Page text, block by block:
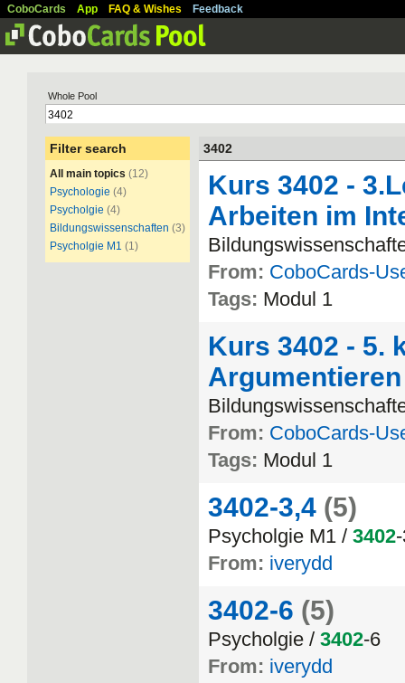
CoboCards App FAQ & Wishes Feedback
Whole Pool
Filter search
All main topics (12)
Psychologie (4)
Psycholgie (4)
Bildungswissenschaften (3)
Psycholgie M1 (1)
3402
Kurs 3402 -
Arbeiten im
From: CoboCards-
Tags: Modul 1
Kurs 3402 - 5.
Argumentieren
From: CoboCards-
Tags: Modul 1
3402-3,4 (5)
Psycholgie M1 / 3402
From: iverydd
3402-6 (5)
Psycholgie / 3402-6
From: iverydd